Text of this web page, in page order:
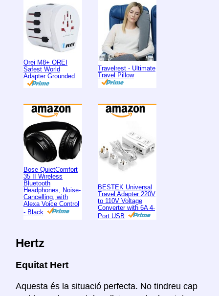
Orei M8+ OREI
Safest World
Adapter Grounded
Travelrest - Ultimate
Travel Pillow
Bose QuietComfort
35 II Wireless
Bluetooth
Headphones, Noise-
Cancelling, with
Alexa Voice Control
- Black
BESTEK Universal
Travel Adapter 220V
to 110V Voltage
Converter with 6A 4-
Port USB
Hertz
Equitat Hert
Aquesta és la situació perfecta. No tindreu cap